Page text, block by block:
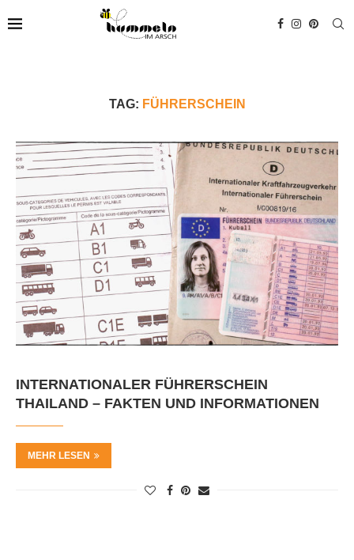
TAG: FÜHRERSCHEIN
INTERNATIONALER FÜHRERSCHEIN
THAILAND – FAKTEN UND INFORMATIONEN
MEHR LESEN